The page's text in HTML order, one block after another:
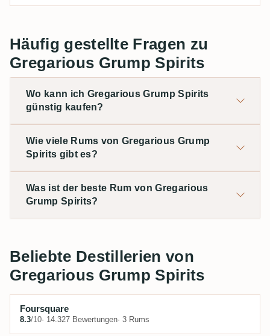
Häufig gestellte Fragen zu
Gregarious Grump Spirits
Wo kann ich Gregarious Grump Spirits
günstig kaufen?
Wie viele Rums von Gregarious Grump
Spirits gibt es?
Was ist der beste Rum von Gregarious
Grump Spirits?
Beliebte Destillerien von
Gregarious Grump Spirits
Foursquare
8.3/10· 14.327 Bewertungen· 3 Rums